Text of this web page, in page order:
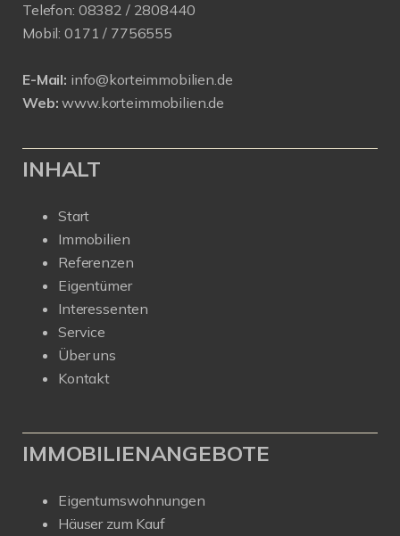
Telefon: 08382 / 2808440
Mobil: 0171 / 7756555
E-Mail: info@korteimmobilien.de
Web: www.korteimmobilien.de
INHALT
Start
Immobilien
Referenzen
Eigentümer
Interessenten
Service
Über uns
Kontakt
IMMOBILIENANGEBOTE
Eigentumswohnungen
Häuser zum Kauf